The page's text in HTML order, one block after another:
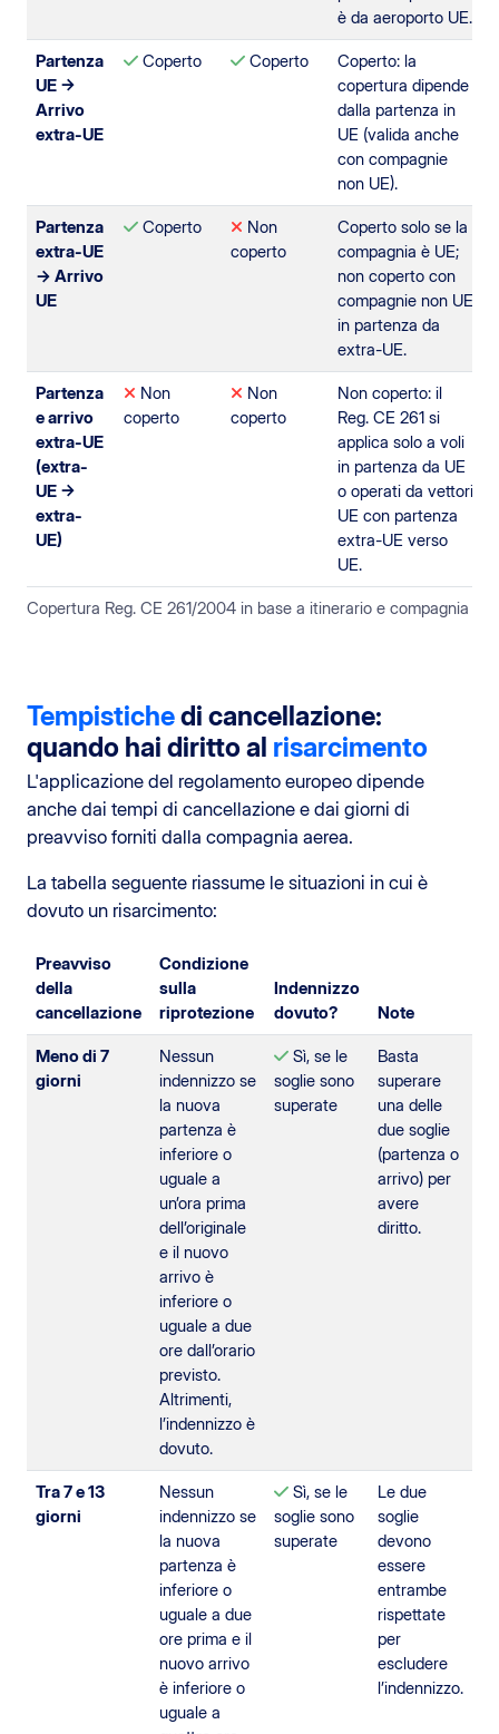
Copertura Reg. CE 261/2004 in base a itinerario e compagnia
è da aeroporto UE.
Partenza
UE →
Arrivo
extra-UE
Coperto Coperto
Coperto: la
copertura dipende
dalla partenza in
UE (valida anche
con compagnie
non UE).
Partenza
extra-UE
→ Arrivo
UE
Coperto
Non
coperto
Coperto solo se la
compagnia è UE;
non coperto con
compagnie non UE
in partenza da
extra-UE.
Partenza
e arrivo
extra-UE
(extra-
UE →
extra-
UE)
Non
coperto
Non
coperto
Non coperto: il
Reg. CE 261 si
applica solo a voli
in partenza da UE
o operati da vettori
UE con partenza
extra-UE verso
UE.
Tempistichedi cancellazione:
quando hai diritto al risarcimento
L'applicazione del regolamento europeo dipende
anche dai tempi di cancellazione e dai giorni di
preavviso forniti dalla compagnia aerea.
La tabella seguente riassume le situazioni in cui è
dovuto un risarcimento:
Preavviso
della
cancellazione
Condizione
sulla
riprotezione
Indennizzo
dovuto?
Note
Meno di 7
giorni
Nessun
indennizzo se
la nuova
partenza è
inferiore o
uguale a
un’ora prima
dell’originale
e il nuovo
arrivo è
inferiore o
uguale a due
ore dall’orario
previsto.
Altrimenti,
l’indennizzo è
dovuto.
Sì, se le
soglie sono
superate
Basta
superare
una delle
due soglie
(partenza o
arrivo) per
avere
diritto.
Tra 7 e 13
giorni
Nessun
indennizzo se
la nuova
partenza è
inferiore o
uguale a due
ore prima e il
nuovo arrivo
è inferiore o
uguale a
Sì, se le
soglie sono
superate
Le due
soglie
devono
essere
entrambe
rispettate
per
escludere
l’indennizzo.